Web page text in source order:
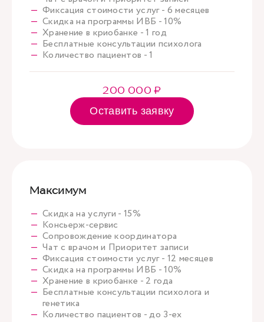
Фиксация стоимости услуг - 6 месяцев
Скидка на программы ИВБ - 10%
Хранение в криобанке - 1 год
Бесплатные консультации психолога
Количество пациентов - 1
200 000 ₽
Оставить заявку
Максимум
Скидка на услуги - 15%
Консьерж-сервис
Сопровождение координатора
Чат с врачом и Приоритет записи
Фиксация стоимости услуг - 12 месяцев
Скидка на программы ИВБ - 10%
Хранение в криобанке - 2 года
Бесплатные консультации психолога и
генетика
Количество пациентов - до 3-ех